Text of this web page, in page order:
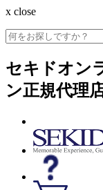
x close
セキドオン
ン正規代理